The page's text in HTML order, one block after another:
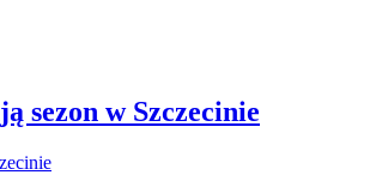
sezon w Szczecinie